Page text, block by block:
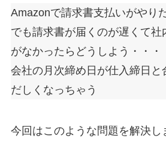
Amazonで請求書支払いがやり
でも請求書が届くのが遅くて社
がなかったらどうしよう・・・
会社の月次締め日が仕入締日と
だしくなっちゃう
今回はこのような問題を解決し